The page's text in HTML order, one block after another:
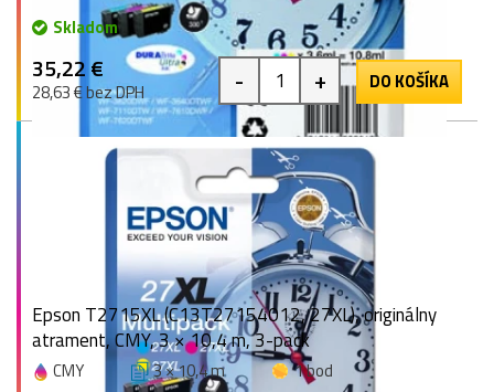
Skladom
35,22 €
28,63 € bez DPH - + DO KOŠÍKA
Epson T2715XL (C13T27154012, 27XL), originálny
atrament, CMY, 3 × 10,4 m, 3-pack
CMY 3 × 10,4 m
1 bod